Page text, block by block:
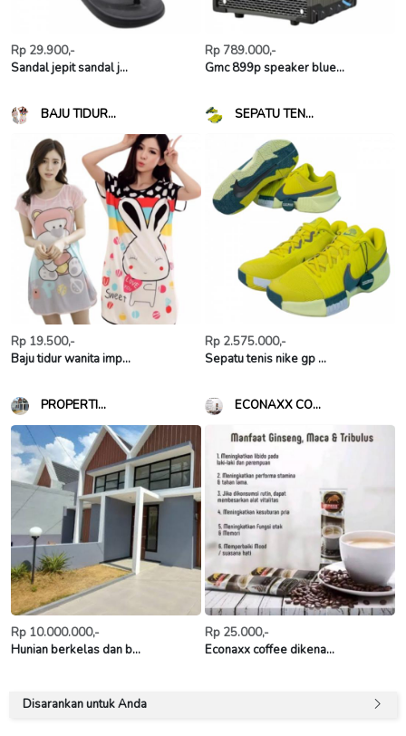
Rp 29.900,-
Sandal jepit sandal j...
Rp 789.000,-
Gmc 899p speaker blue...
BAJU TIDUR...
Rp 19.500,-
Baju tidur wanita imp...
SEPATU TEN...
Rp 2.575.000,-
Sepatu tenis nike gp ...
PROPERTI...
Rp 10.000.000,-
Hunian berkelas dan b...
ECONAXX CO...
Rp 25.000,-
Econaxx coffee dikena...
Disarankan untuk Anda